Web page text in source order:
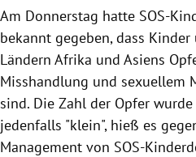
Untermenü
Am Donnerstag hatte SOS-
bekannt gegeben, dass
Ländern Afrika und Asiens
Misshandlung und sexuellem
sind. Die Zahl der Opfer
jedenfalls "klein", hieß es
Management von SOS-